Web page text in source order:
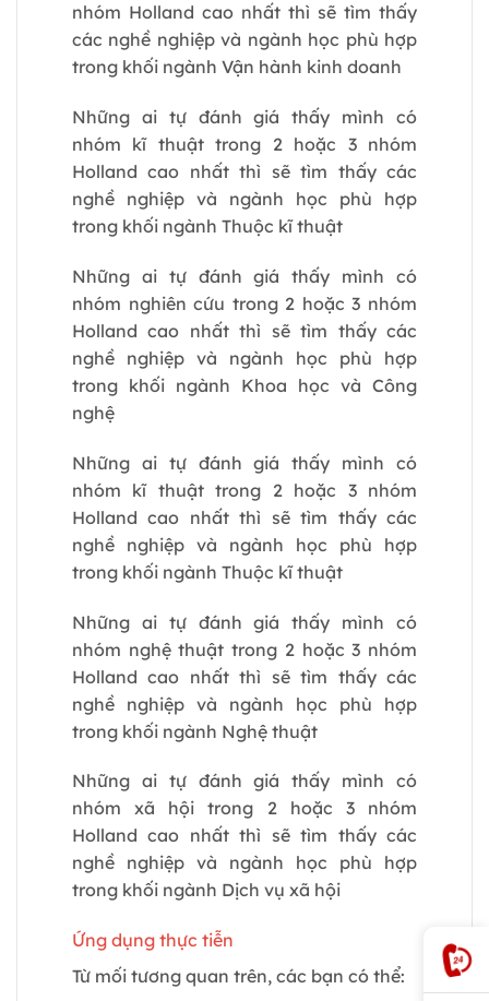
nhóm Holland cao nhất thì sẽ tìm thấy
các nghề nghiệp và ngành học phù hợp
trong khối ngành Vận hành kinh doanh
Những ai tự đánh giá thấy mình có
nhóm kĩ thuật trong 2 hoặc 3 nhóm
Holland cao nhất thì sẽ tìm thấy các
nghề nghiệp và ngành học phù hợp
trong khối ngành Thuộc kĩ thuật
Những ai tự đánh giá thấy mình có
nhóm nghiên cứu trong 2 hoặc 3 nhóm
Holland cao nhất thì sẽ tìm thấy các
nghề nghiệp và ngành học phù hợp
trong khối ngành Khoa học và Công
nghệ
Những ai tự đánh giá thấy mình có
nhóm kĩ thuật trong 2 hoặc 3 nhóm
Holland cao nhất thì sẽ tìm thấy các
nghề nghiệp và ngành học phù hợp
trong khối ngành Thuộc kĩ thuật
Những ai tự đánh giá thấy mình có
nhóm nghệ thuật trong 2 hoặc 3 nhóm
Holland cao nhất thì sẽ tìm thấy các
nghề nghiệp và ngành học phù hợp
trong khối ngành Nghệ thuật
Những ai tự đánh giá thấy mình có
nhóm xã hội trong 2 hoặc 3 nhóm
Holland cao nhất thì sẽ tìm thấy các
nghề nghiệp và ngành học phù hợp
trong khối ngành Dịch vụ xã hội
Ứng dụng thực tiễn
Từ mối tương quan trên, các bạn có thể: